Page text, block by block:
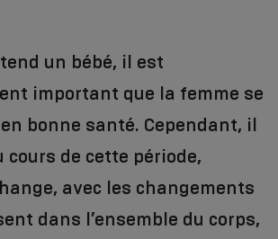
un bébé, il est
important que la femme se
bonne santé. Cependant, il
cours de cette période,
avec les changements
dans l’ensemble du corps,